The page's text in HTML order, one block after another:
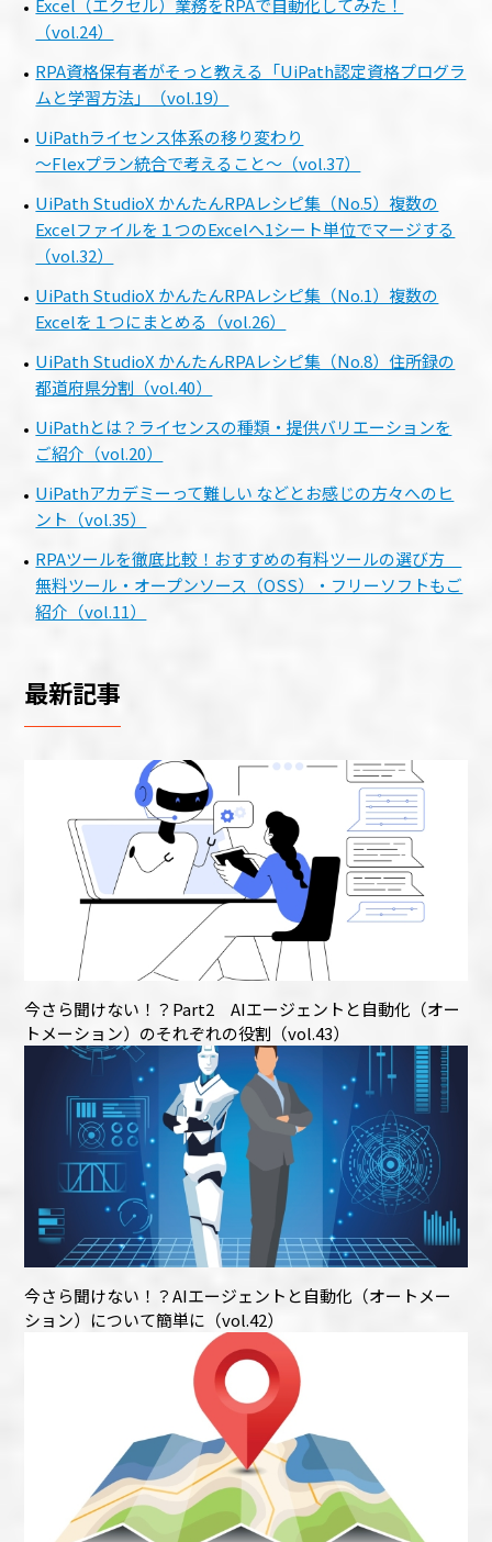
（vol.24）
RPA資格保有者がそっと教える「UiPath認定資格プログラ
ムと学習方法」（vol.19）
UiPathライセンス体系の移り変わり
～Flexプラン統合で考えること～（vol.37）
UiPath StudioX かんたんRPAレシピ集（No.5）複数の
Excelファイルを１つのExcelへ1シート単位でマージする
（vol.32）
UiPath StudioX かんたんRPAレシピ集（No.1）複数の
Excelを１つにまとめる（vol.26）
UiPath StudioX かんたんRPAレシピ集（No.8）住所録の
都道府県分割（vol.40）
UiPathとは？ライセンスの種類・提供バリエーションを
ご紹介（vol.20）
UiPathアカデミーって難しい などとお感じの方々へのヒ
ント（vol.35）
RPAツールを徹底比較！おすすめの有料ツールの選び方
無料ツール・オープンソース（OSS）・フリーソフトもご
紹介（vol.11）
最新記事
今さら聞けない！？Part2 AIエージェントと自動化（オー
トメーション）のそれぞれの役割（vol.43）
今さら聞けない！？AIエージェントと自動化（オートメー
ション）について簡単に（vol.42）